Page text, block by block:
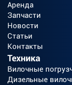
Аренда
Запчасти
Новости
Статьи
Контакты
Техника
Вилочные
Дизельные